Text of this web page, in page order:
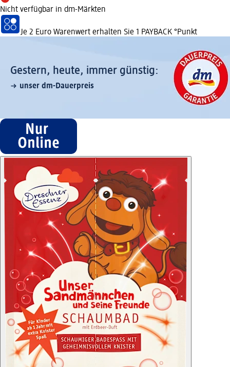
Nicht verfügbar in dm-Märkten
Je 2 Euro Warenwert erhalten Sie 1 PAYBACK °Punkt
Gestern, heute, immer günstig:
unser dm-Dauerpreis